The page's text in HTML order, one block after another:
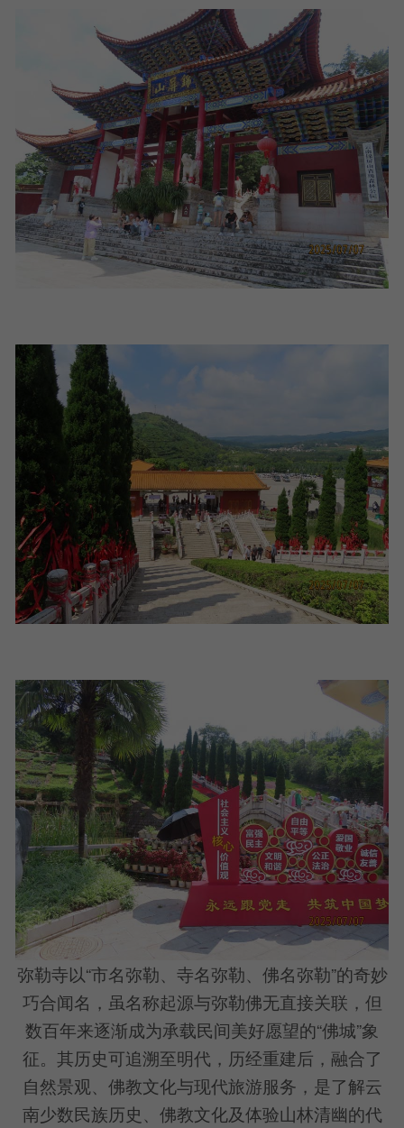
弥勒寺以“市名弥勒、寺名弥勒、佛名弥勒”的奇妙
巧合闻名，虽名称起源与弥勒佛无直接关联，但
数百年来逐渐成为承载民间美好愿望的“佛城”象
征。其历史可追溯至明代，历经重建后，融合了
自然景观、佛教文化与现代旅游服务，是了解云
南少数民族历史、佛教文化及体验山林清幽的代